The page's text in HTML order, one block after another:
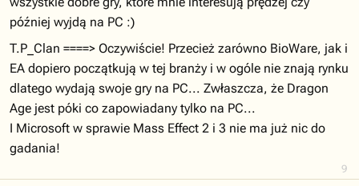
9
później wyjdą na PC :)
T.P_Clan ====> Oczywiście! Przecież zarówno BioWare, jak i
EA dopiero początkują w tej branży i w ogóle nie znają rynku
dlatego wydają swoje gry na PC... Zwłaszcza, że Dragon
Age jest póki co zapowiadany tylko na PC...
I Microsoft w sprawie Mass Effect 2 i 3 nie ma już nic do
gadania!